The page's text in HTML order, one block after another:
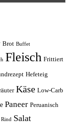
Brot Buffet
Fleisch Frittiert
Hefeteig
Käse Low-Carb
Paneer Peruanisch
Rind Salat